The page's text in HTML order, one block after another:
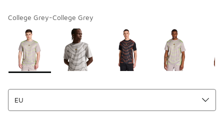
College Grey-College Grey
Seite 1 von 2 zeigt die Farben 1 bis 10 von 12 an.
Bitte wählen Sie einen Stil aus *